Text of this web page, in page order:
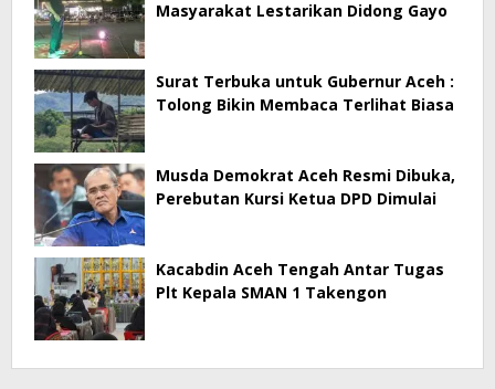
Masyarakat Lestarikan Didong Gayo
Surat Terbuka untuk Gubernur Aceh :
Tolong Bikin Membaca Terlihat Biasa
Musda Demokrat Aceh Resmi Dibuka,
Perebutan Kursi Ketua DPD Dimulai
Kacabdin Aceh Tengah Antar Tugas
Plt Kepala SMAN 1 Takengon